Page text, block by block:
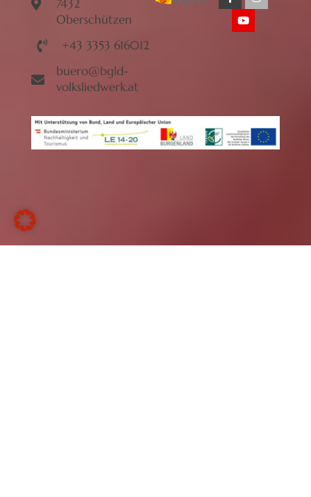
7432
Oberschützen
+43 3353 616012
buero@bgld-
volksliedwerk.at